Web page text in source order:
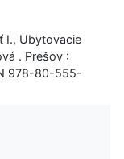
I., Ubytovacie
. Prešov :
978-80-555-